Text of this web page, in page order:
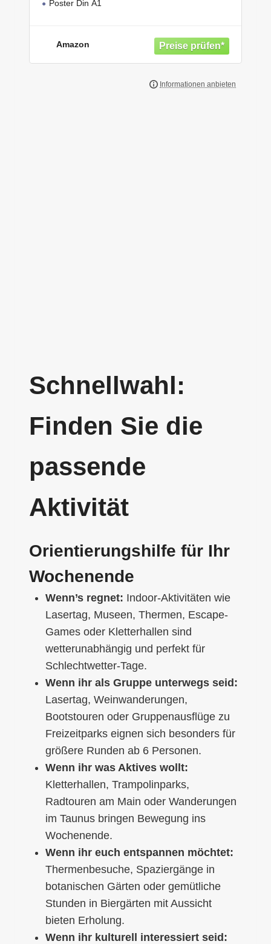
Poster Din A1
Amazon
Schnellwahl:
Finden Sie die
passende
Aktivität
Orientierungshilfe für Ihr
Wochenende
Wenn’s regnet: Indoor-Aktivitäten wie
Lasertag, Museen, Thermen, Escape-
Games oder Kletterhallen sind
wetterunabhängig und perfekt für
Schlechtwetter-Tage.
Wenn ihr als Gruppe unterwegs seid:
Lasertag, Weinwanderungen,
Bootstouren oder Gruppenausflüge zu
Freizeitparks eignen sich besonders für
größere Runden ab 6 Personen.
Wenn ihr was Aktives wollt:
Kletterhallen, Trampolinparks,
Radtouren am Main oder Wanderungen
im Taunus bringen Bewegung ins
Wochenende.
Wenn ihr euch entspannen möchtet:
Thermenbesuche, Spaziergänge in
botanischen Gärten oder gemütliche
Stunden in Biergärten mit Aussicht
bieten Erholung.
Wenn ihr kulturell interessiert seid: